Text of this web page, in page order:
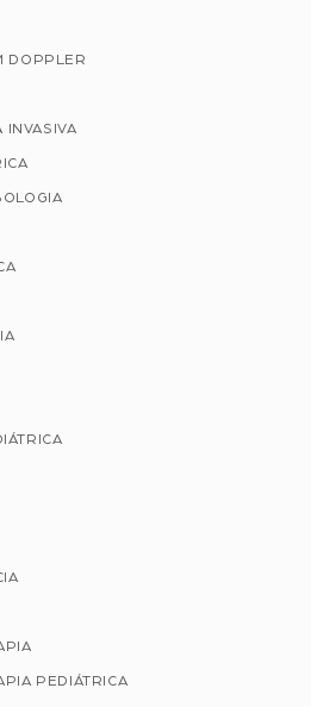
DOPPLER
INVASIVA
PEDIÁTRICA